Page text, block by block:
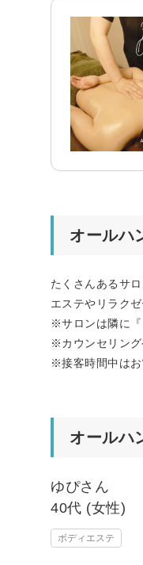
オールハ
たくさんあるサ
エステやリラク
※サロンは隣に『
※カウンセリング
※接客時間中はお
オールハ
ゆぴさん
40代 (女性)
ボディエステ